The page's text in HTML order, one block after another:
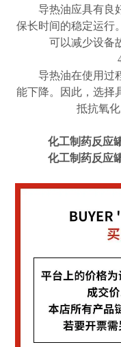
导热油应具有良好
保长时间的稳定运行
可以减少设备
4
导热油在使用过程
能下降。因此，选择
抵抗氧
化工制药反应
化工制药反应